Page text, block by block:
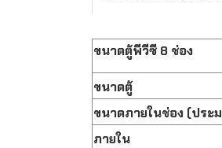
ขนาดตู้พีวีซี 8 ช่อง
ขนาดตู้
ขนาดภายในช่อง (ประ
ภายใน